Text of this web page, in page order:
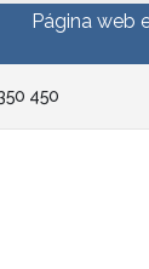
Página web
450